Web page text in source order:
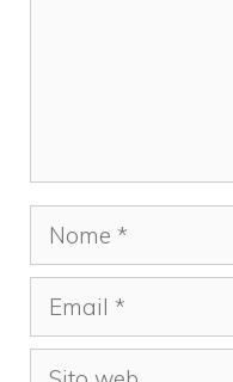
Nome
Email
Sito